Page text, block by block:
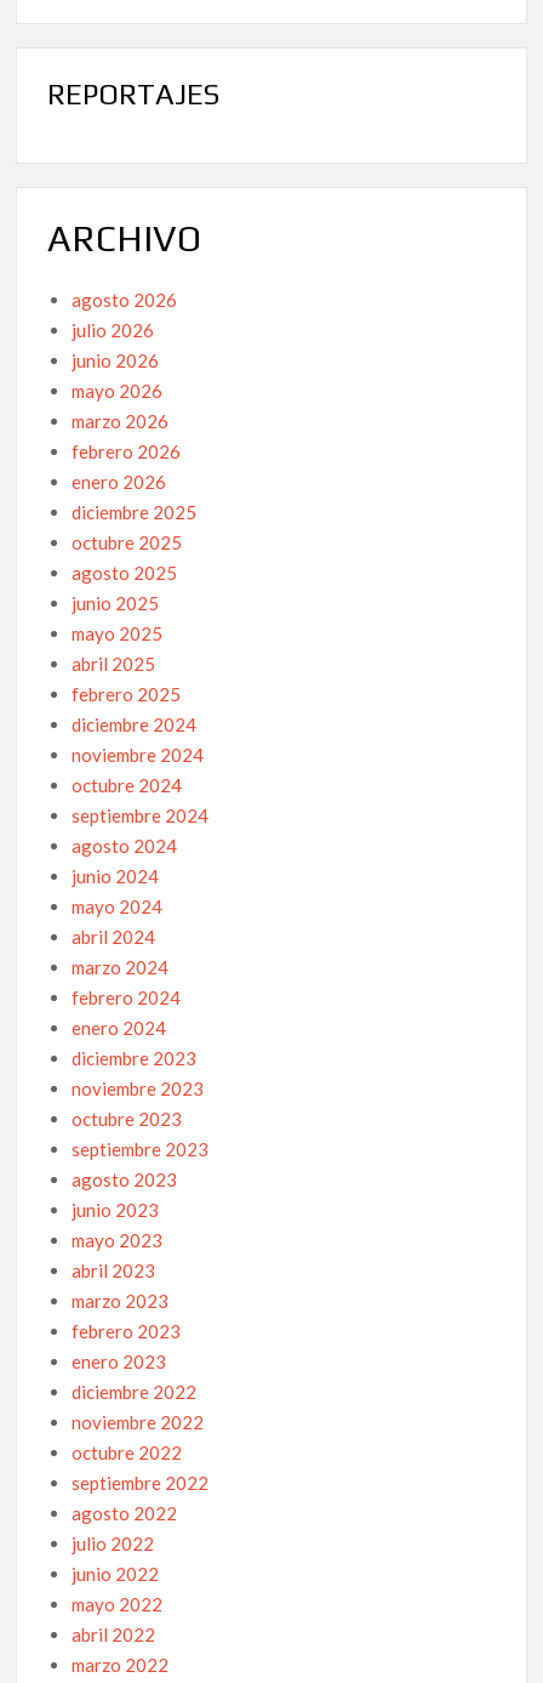
REPORTAJES
ARCHIVO
agosto 2026
julio 2026
junio 2026
mayo 2026
marzo 2026
febrero 2026
enero 2026
diciembre 2025
octubre 2025
agosto 2025
junio 2025
mayo 2025
abril 2025
febrero 2025
diciembre 2024
noviembre 2024
octubre 2024
septiembre 2024
agosto 2024
junio 2024
mayo 2024
abril 2024
marzo 2024
febrero 2024
enero 2024
diciembre 2023
noviembre 2023
octubre 2023
septiembre 2023
agosto 2023
junio 2023
mayo 2023
abril 2023
marzo 2023
febrero 2023
enero 2023
diciembre 2022
noviembre 2022
octubre 2022
septiembre 2022
agosto 2022
julio 2022
junio 2022
mayo 2022
abril 2022
marzo 2022